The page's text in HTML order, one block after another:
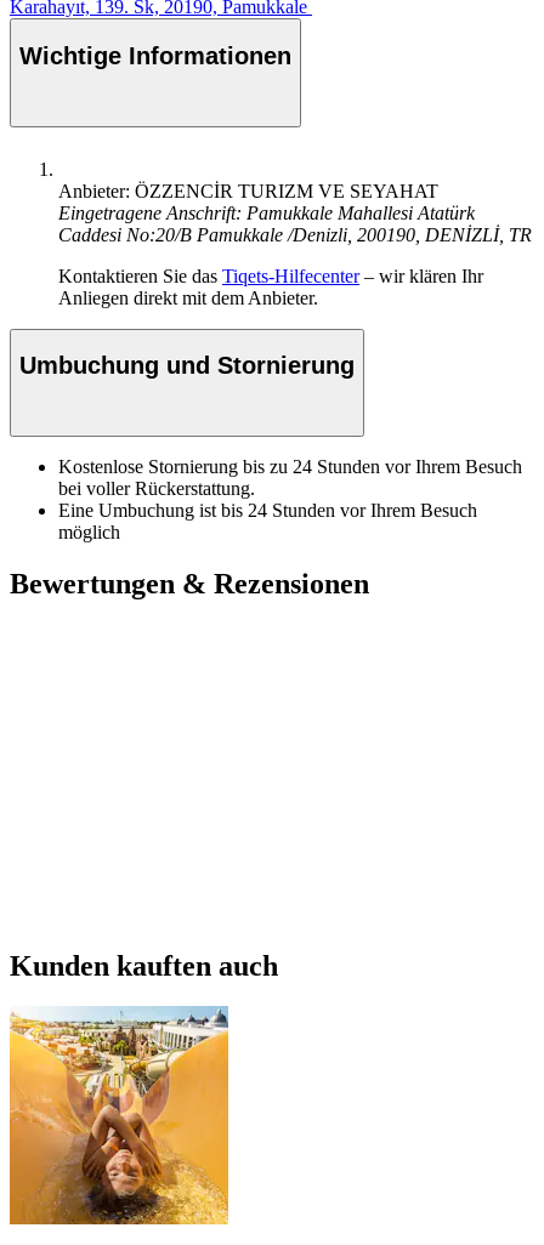
Karahayıt, 139. Sk, 20190, Pamukkale
Wichtige Informationen
Anbieter: ÖZZENCİR TURIZM VE SEYAHAT
Eingetragene Anschrift: Pamukkale Mahallesi Atatürk
Caddesi No:20/B Pamukkale /Denizli, 200190, DENİZLİ, TR
Kontaktieren Sie das Tiqets-Hilfecenter– wir klären Ihr
Anliegen direkt mit dem Anbieter.
Umbuchung und Stornierung
Kostenlose Stornierung bis zu 24 Stunden vor Ihrem Besuch
bei voller Rückerstattung.
Eine Umbuchung ist bis 24 Stunden vor Ihrem Besuch
möglich
Bewertungen & Rezensionen
Kunden kauften auch